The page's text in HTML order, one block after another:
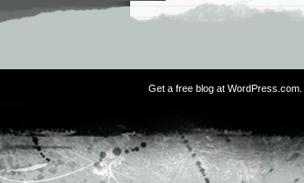
Get a free blog at WordPress.com